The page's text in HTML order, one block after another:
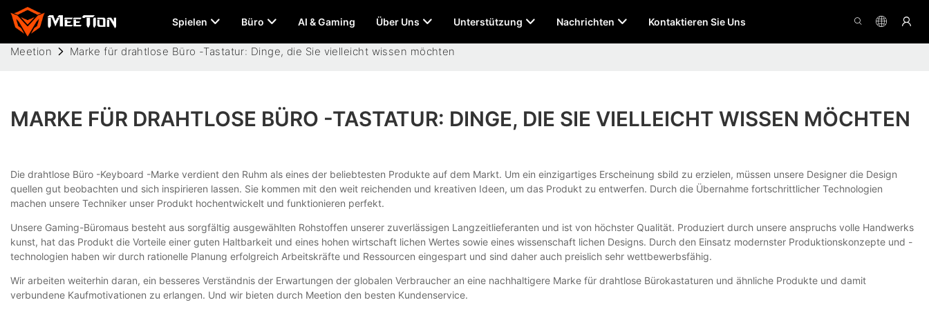
Spielen Büro AI & Gaming Über Uns Unterstützung Nachrichten Kontaktieren Sie Uns
Meetion Marke für drahtlose Büro -Tastatur: Dinge, die Sie vielleicht wissen möchten
MARKE FÜR DRAHTLOSE BÜRO -TASTATUR: DINGE, DIE SIE VIELLEICHT WISSEN MÖCHTEN
Die drahtlose Büro -Keyboard -Marke verdient den Ruhm als eines der beliebtesten Produkte auf dem Markt. Um ein einzigartiges Erscheinung sbild zu erzielen, müssen unsere Designer die Design
quellen gut beobachten und sich inspirieren lassen. Sie kommen mit den weit reichenden und kreativen Ideen, um das Produkt zu entwerfen. Durch die Übernahme fortschrittlicher Technologien
machen unsere Techniker unser Produkt hochentwickelt und funktionieren perfekt.
Unsere Gaming-Büromaus besteht aus sorgfältig ausgewählten Rohstoffen unserer zuverlässigen Langzeitlieferanten und ist von höchster Qualität. Produziert durch unsere anspruchs volle Handwerks
kunst, hat das Produkt die Vorteile einer guten Haltbarkeit und eines hohen wirtschaft lichen Wertes sowie eines wissenschaft lichen Designs. Durch den Einsatz modernster Produktionskonzepte und -
technologien haben wir durch rationelle Planung erfolgreich Arbeitskräfte und Ressourcen eingespart und sind daher auch preislich sehr wettbewerbsfähig.
Wir arbeiten weiterhin daran, ein besseres Verständnis der Erwartungen der globalen Verbraucher an eine nachhaltigere Marke für drahtlose Bürokastaturen und ähnliche Produkte und damit
verbundene Kaufmotivationen zu erlangen. Und wir bieten durch Meetion den besten Kundenservice.